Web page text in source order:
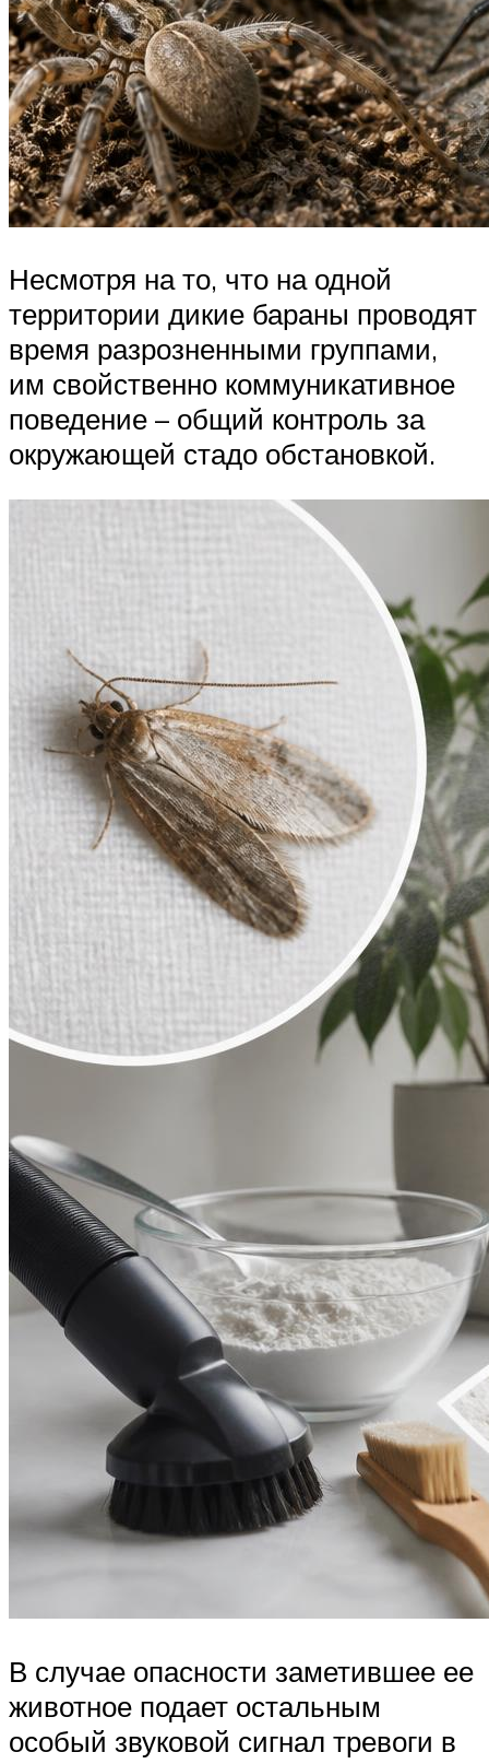
Несмотря на то, что на одной
территории дикие бараны проводят
время разрозненными группами,
им свойственно коммуникативное
поведение – общий контроль за
окружающей стадо обстановкой.
В случае опасности заметившее ее
животное подает остальным
особый звуковой сигнал тревоги в